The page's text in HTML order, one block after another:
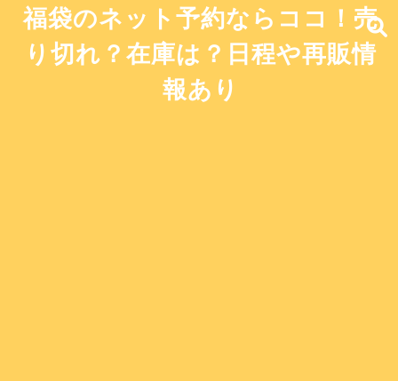
福袋のネット予約ならココ！売
り切れ？在庫は？日程や再販情
報あり